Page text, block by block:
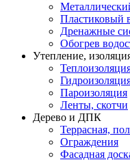
Пластиковый
Дренажные
Обогрев
Утепление,
Пароизоляция
Ленты, скотчи
Дерево и ДПК
Террасная,
Ограждения
Фасадная